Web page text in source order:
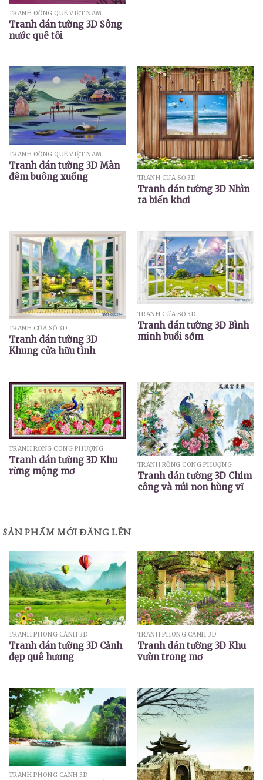
TRANH ĐỒNG QUÊ VIỆT NAM
Tranh dán tường 3D Sông
nước quê tôi
TRANH ĐỒNG QUÊ VIỆT NAM
Tranh dán tường 3D Màn
đêm buông xuống
TRANH CỬA SỔ 3D
Tranh dán tường 3D Nhìn
ra biển khơi
TRANH CỬA SỔ 3D
Tranh dán tường 3D
Khung cửa hữu tình
TRANH CỬA SỔ 3D
Tranh dán tường 3D Bình
minh buổi sớm
TRANH RỒNG CÔNG PHƯỢNG
Tranh dán tường 3D Khu
rừng mộng mơ
TRANH RỒNG CÔNG PHƯỢNG
Tranh dán tường 3D Chim
công và núi non hùng vĩ
SẢN PHẨM MỚI ĐĂNG LÊN
TRANH PHONG CẢNH 3D
Tranh dán tường 3D Cảnh
đẹp quê hương
TRANH PHONG CẢNH 3D
Tranh dán tường 3D Khu
vườn trong mơ
TRANH PHONG CẢNH 3D